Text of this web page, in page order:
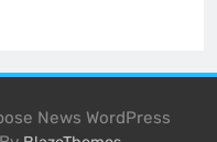
News WordPress